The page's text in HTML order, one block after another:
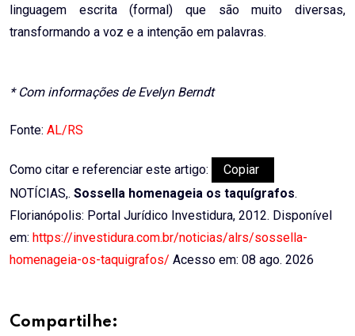
linguagem escrita (formal) que são muito diversas,
transformando a voz e a intenção em palavras.
* Com informações de Evelyn Berndt
Fonte: AL/RS
Como citar e referenciar este artigo:
Copiar
NOTÍCIAS,. Sossella homenageia os taquígrafos.
Florianópolis: Portal Jurídico Investidura, 2012. Disponível
em: https://investidura.com.br/noticias/alrs/sossella-
homenageia-os-taquigrafos/ Acesso em: 08 ago. 2026
Compartilhe: